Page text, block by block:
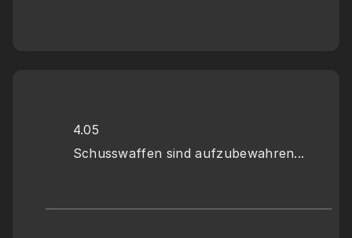
4.05
Schusswaffen sind aufzubewahren...